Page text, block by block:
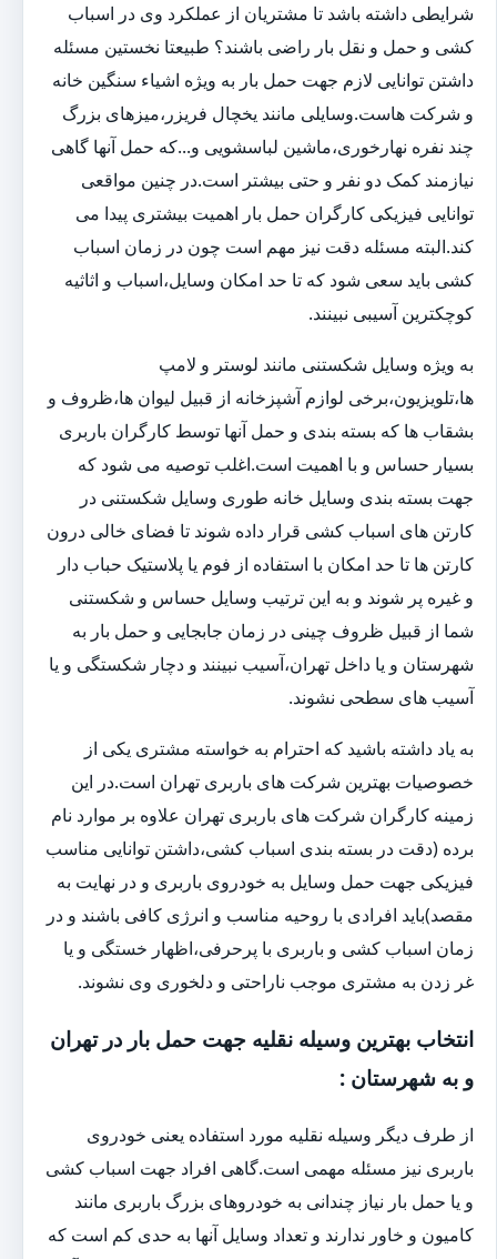
شرایطی داشته باشد تا مشتریان از عملکرد وی در اسباب
کشی و حمل و نقل بار راضی باشند؟ طبیعتا نخستین مسئله
داشتن توانایی لازم جهت حمل بار به ویژه اشیاء سنگین خانه
و شرکت هاست.وسایلی مانند یخچال فریزر،میزهای بزرگ
چند نفره نهارخوری،ماشین لباسشویی و...که حمل آنها گاهی
نیازمند کمک دو نفر و حتی بیشتر است.در چنین مواقعی
توانایی فیزیکی کارگران حمل بار اهمیت بیشتری پیدا می
کند.البته مسئله دقت نیز مهم است چون در زمان اسباب
کشی باید سعی شود که تا حد امکان وسایل،اسباب و اثاثیه
کوچکترین آسیبی نبینند.
به ویژه وسایل شکستنی مانند لوستر و لامپ
ها،تلویزیون،برخی لوازم آشپزخانه از قبیل لیوان ها،ظروف و
بشقاب ها که بسته بندی و حمل آنها توسط کارگران باربری
بسیار حساس و با اهمیت است.اغلب توصیه می شود که
جهت بسته بندی وسایل خانه طوری وسایل شکستنی در
کارتن های اسباب کشی قرار داده شوند تا فضای خالی درون
کارتن ها تا حد امکان با استفاده از فوم یا پلاستیک حباب دار
و غیره پر شوند و به این ترتیب وسایل حساس و شکستنی
شما از قبیل ظروف چینی در زمان جابجایی و حمل بار به
شهرستان و یا داخل تهران،آسیب نبینند و دچار شکستگی و یا
آسیب های سطحی نشوند.
به یاد داشته باشید که احترام به خواسته مشتری یکی از
خصوصیات بهترین شرکت های باربری تهران است.در این
زمینه کارگران شرکت های باربری تهران علاوه بر موارد نام
برده (دقت در بسته بندی اسباب کشی،داشتن توانایی مناسب
فیزیکی جهت حمل وسایل به خودروی باربری و در نهایت به
مقصد)باید افرادی با روحیه مناسب و انرژی کافی باشند و در
زمان اسباب کشی و باربری با پرحرفی،اظهار خستگی و یا
غر زدن به مشتری موجب ناراحتی و دلخوری وی نشوند.
انتخاب بهترین وسیله نقلیه جهت حمل بار در تهران
و به شهرستان :
از طرف دیگر وسیله نقلیه مورد استفاده یعنی خودروی
باربری نیز مسئله مهمی است.گاهی افراد جهت اسباب کشی
و یا حمل بار نیاز چندانی به خودروهای بزرگ باربری مانند
کامیون و خاور ندارند و تعداد وسایل آنها به حدی کم است که